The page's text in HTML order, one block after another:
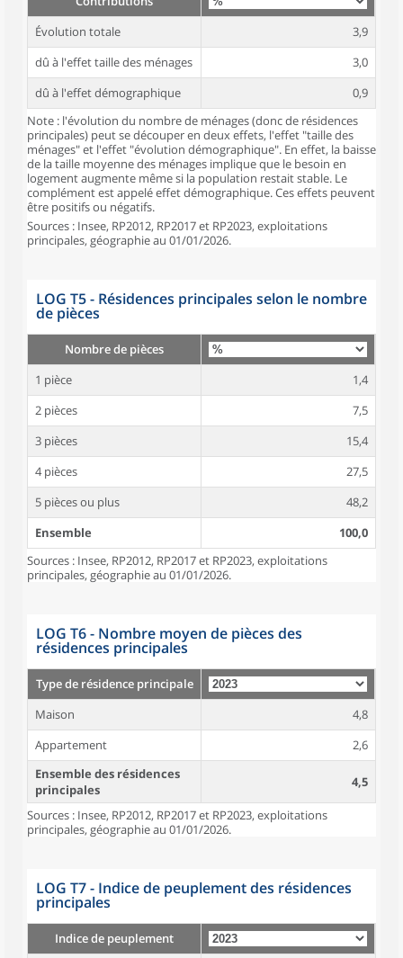
Évolution totale
3,9
dû à l'effet taille des ménages
3,0
dû à l'effet démographique
0,9
Note : l'évolution du nombre de ménages (donc de résidences
principales) peut se découper en deux effets, l'effet "taille des
ménages" et l'effet "évolution démographique". En effet, la baisse
de la taille moyenne des ménages implique que le besoin en
logement augmente même si la population restait stable. Le
complément est appelé effet démographique. Ces effets peuvent
être positifs ou négatifs.
Sources : Insee, RP2012, RP2017 et RP2023, exploitations
principales, géographie au 01/01/2026.
LOG T5 - Résidences principales selon le nombre
de pièces
Nombre de pièces
1 pièce
1,4
2 pièces
7,5
3 pièces
15,4
4 pièces
27,5
5 pièces ou plus
48,2
Ensemble
100,0
Sources : Insee, RP2012, RP2017 et RP2023, exploitations
principales, géographie au 01/01/2026.
LOG T6 - Nombre moyen de pièces des
résidences principales
Type de résidence principale
Maison
4,8
Appartement
2,6
Ensemble des résidences
principales
4,5
Sources : Insee, RP2012, RP2017 et RP2023, exploitations
principales, géographie au 01/01/2026.
LOG T7 - Indice de peuplement des résidences
principales
Indice de peuplement